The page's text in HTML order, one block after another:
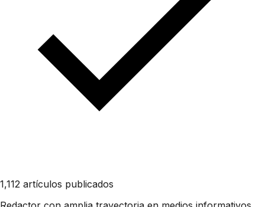
1,112 artículos publicados